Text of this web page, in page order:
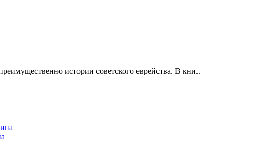
истории советского еврейства. В кни..